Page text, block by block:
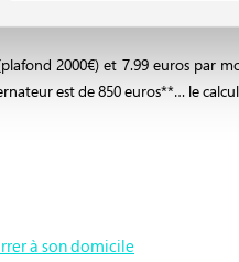
de 4000€ par sinistre (une
2000€) et 7.99 euros par
est de 850 euros**… le
à son domicile